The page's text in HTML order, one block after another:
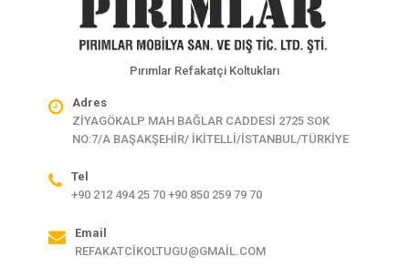
Pırımlar Refakatçi Koltukları
Adres
ZİYAGÖKALP MAH BAĞLAR CADDESİ 2725 SOK
NO:7/A BAŞAKŞEHİR/ İKİTELLİ/İSTANBUL/TÜRKİYE
Tel
+90 212 494 25 70 +90 850 259 79 70
Email
REFAKATCIKOLTUGU@GMAIL.COM